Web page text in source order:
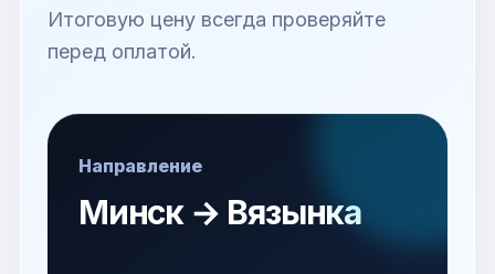
Итоговую цену всегда проверяйте
перед оплатой.
Направление
Минск → Вязынка